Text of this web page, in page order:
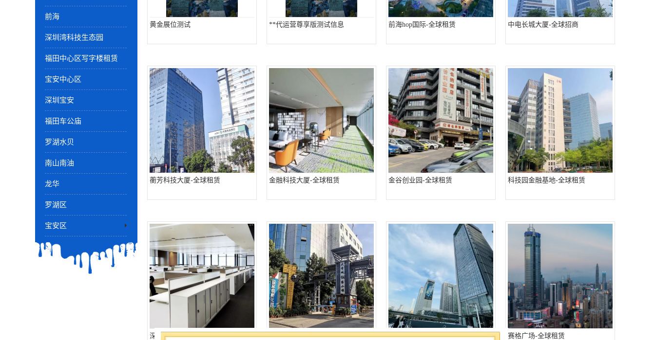
前海
深圳湾科技生态园
福田中心区写字楼租赁
宝安中心区
深圳宝安
福田车公庙
罗湖水贝
南山南油
龙华
罗湖区
宝安区
黄金展位测试 **代运营尊享版测试信息 前海hop国际-全球租赁 中电长城大厦-全球招商
蘅芳科技大厦-全球租赁 金融科技大厦-全球租赁 金谷创业园-全球租赁 科技园金融基地-全球租赁
深圳金融科技大厦-全球租赁 大学城创客小镇-全球租赁 星河世纪大厦-全球租赁 赛格广场-全球租赁